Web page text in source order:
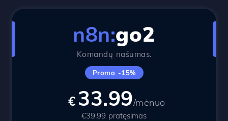
n8n:go2
Komandų našumas.
Promo -15%
€ 33.99/mėnuo
€39.99 pratęsimas